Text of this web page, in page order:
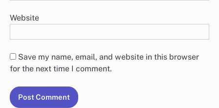
Website
Save my name, email, and website in this browser
for the next time I comment.